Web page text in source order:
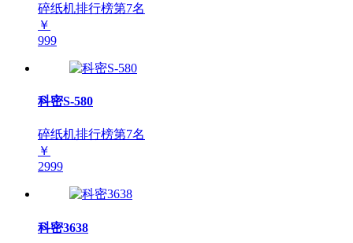
碎纸机排行榜第7名
￥
999
科密S-580
碎纸机排行榜第7名
￥
2999
科密3638